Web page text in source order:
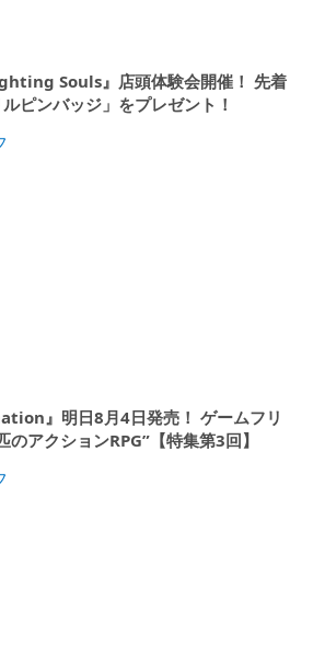
Souls』店頭体験会開催！ 先着
ピンバッジ」をプレゼント！
』明日8月4日発売！ ゲームフリ
アクションRPG”【特集第3回】